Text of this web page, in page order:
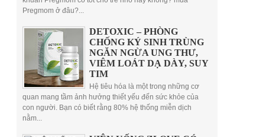
Pregmom ở đâu?...
DETOXIC – PHÒNG
CHỐNG KÝ SINH TRÙNG
NGĂN NGỪA UNG THƯ,
VIÊM LOÁT DẠ DÀY, SUY
TIM
Hệ tiêu hóa là một trong những cơ
quan mang tầm ảnh hưởng thiết yếu đến sức khỏe của
con người. Bạn có biết rằng 80% hệ thống miễn dịch
nằm...